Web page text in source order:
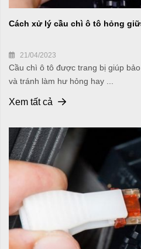
Cách xử lý cầu chì ô tô hỏng
21/04/2023
Cầu chì ô tô được trang bị giúp
và tránh làm hư hỏng hay ...
Xem tất cả